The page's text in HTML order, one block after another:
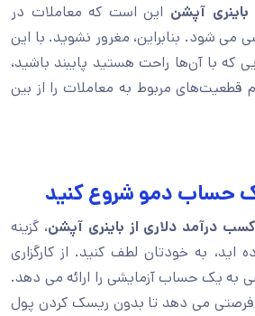
باینری آپشن این است که معاملات در
می شود. بنابراین، مغرور نشوید. با این
که با آن‌ها راحت هستید پایبند باشید،
قطعیت‌های مربوط به معاملات را از بین
کسب درآمد دلاری از باینری آپشن، گزینه
اید، به خودتان لطف کنید. از کارگزاری
به یک حساب آزمایشی را ارائه می دهد.
می دهد تا بدون ریسک کردن پول